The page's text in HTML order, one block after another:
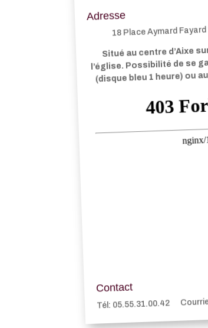
Adresse
18 Place Aymard
Situé au centre d’Aixe
l’église. Possibilité de se
(disque bleu 1 heure) ou
Contact
Tél: 05.55.31.00.42